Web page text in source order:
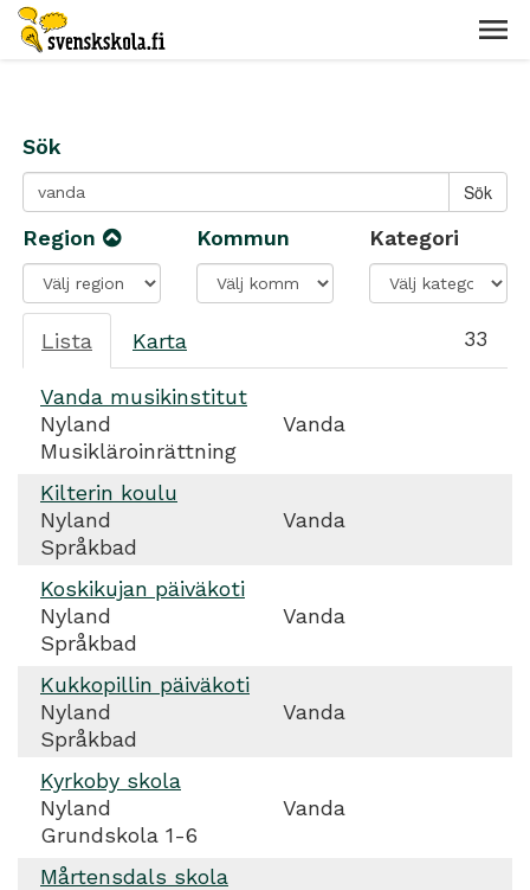
Sök
Region Kommun Kategori
Lista Karta 33
Vanda musikinstitut
Nyland
Vanda
Musikläroinrättning
Kilterin koulu
Nyland
Vanda
Språkbad
Koskikujan päiväkoti
Nyland
Vanda
Språkbad
Kukkopillin päiväkoti
Nyland
Vanda
Språkbad
Kyrkoby skola
Nyland
Vanda
Grundskola 1-6
Mårtensdals skola